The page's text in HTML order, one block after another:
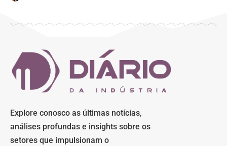
Explore conosco as últimas notícias,
análises profundas e insights sobre os
setores que impulsionam o